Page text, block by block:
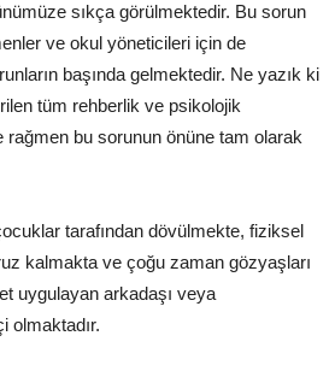
sıkça görülmektedir. Bu sorun
ve okul yöneticileri için de
başında gelmektedir. Ne yazık ki
tüm rehberlik ve psikolojik
rağmen bu sorunun önüne tam olarak
tarafından dövülmekte, fiziksel
kalmakta ve çoğu zaman gözyaşları
uygulayan arkadaşı veya
olmaktadır.